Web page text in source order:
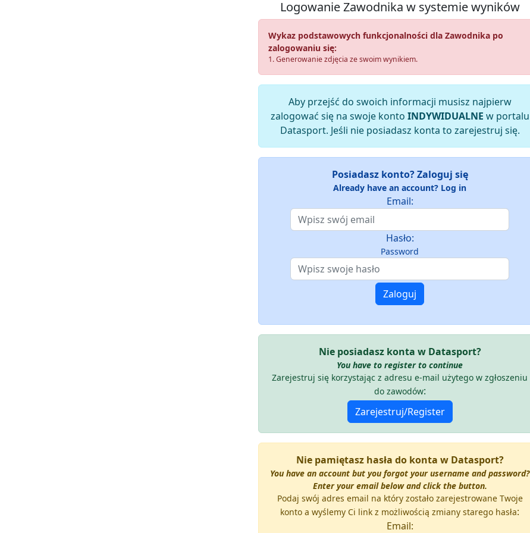
Logowanie Zawodnika w systemie wyników
Wykaz podstawowych funkcjonalności dla Zawodnika po
zalogowaniu się:
1. Generowanie zdjęcia ze swoim wynikiem.
Aby przejść do swoich informacji musisz najpierw
zalogować się na swoje konto INDYWIDUALNE w portalu
Datasport. Jeśli nie posiadasz konta to zarejestruj się.
Posiadasz konto? Zaloguj się
Already have an account? Log in
Email:
Hasło:
Password
Nie posiadasz konta w Datasport?
You have to register to continue
Zarejestruj się korzystając z adresu e-mail użytego w zgłoszeniu
do zawodów:
Nie pamiętasz hasła do konta w Datasport?
You have an account but you forgot your username and password?
Enter your email below and click the button.
Podaj swój adres email na który zostało zarejestrowane Twoje
konto a wyślemy Ci link z możliwością zmiany starego hasła:
Email: